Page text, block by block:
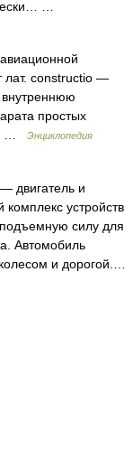
…
лат. constructio —
простых
…
Энциклопедия
— двигатель и
устройств
силу для
Автомобиль
и дорогой.…